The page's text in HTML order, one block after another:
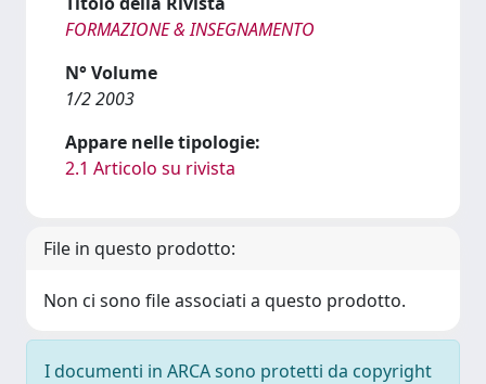
FORMAZIONE & INSEGNAMENTO
N° Volume
1/2 2003
Appare nelle tipologie:
2.1 Articolo su rivista
File in questo prodotto:
Non ci sono file associati a questo prodotto.
I documenti in ARCA sono protetti da copyright